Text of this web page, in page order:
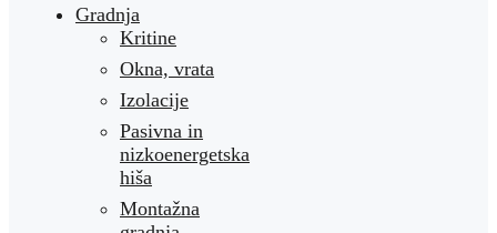
Gradnja
Kritine
Okna, vrata
Izolacije
Pasivna in
nizkoenergetska
hiša
Montažna